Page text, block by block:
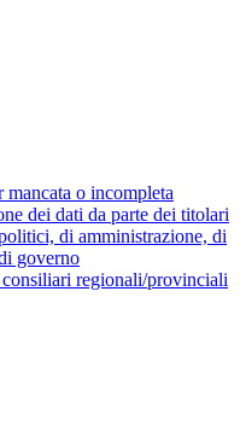
mancata o incompleta
dei dati da parte dei titolari
di amministrazione, di
governo
regionali/provinciali